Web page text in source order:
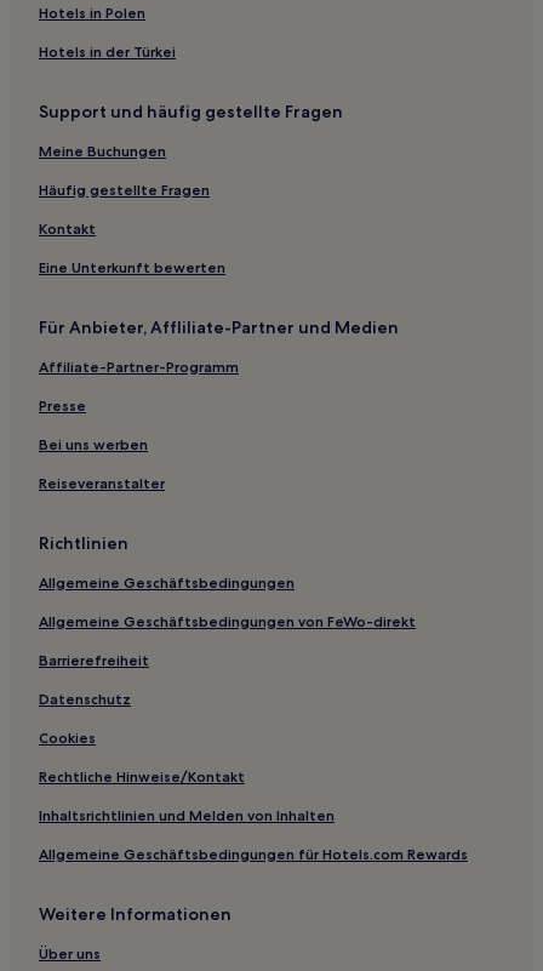
Hotels mit Küchenzeile nahe Wellington Rotary Beach
Park
Hotels mit Pool nahe Scarborough Crescent Park
Lgbtqia-Freundliche nahe Woodbine Beach
Familien in Haliburton
Günstige in Oshawa
Haustierfreundliche in Oshawa
Hotels mit Fitnessbereich in Oshawa
Günstige in Richmond Hill
Lands
Lgbtqia-Freundliche in Vaughan
Oshawa Hotels
Hotels nahe Mara Provincial Park
Hotels nahe Sibbald Point Provincial Park
Hotels nahe Seeenge Mazinaw Lake
Hotels nahe Art Gallery of Ontario
Hotels nahe University of French Ontario
Regent Park: Hotels
Hotels in Polen
Hotels in der Türkei
Support und häufig gestellte Fragen
Meine Buchungen
Häufig gestellte Fragen
Kontakt
Eine Unterkunft bewerten
Für Anbieter, Affliliate-Partner und Medien
Affiliate-Partner-Programm
Presse
Bei uns werben
Reiseveranstalter
Richtlinien
Allgemeine Geschäftsbedingungen
Allgemeine Geschäftsbedingungen von FeWo-direkt
Barrierefreiheit
Datenschutz
Cookies
Rechtliche Hinweise/Kontakt
Inhaltsrichtlinien und Melden von Inhalten
Allgemeine Geschäftsbedingungen für Hotels.com Rewards
Weitere Informationen
Über uns